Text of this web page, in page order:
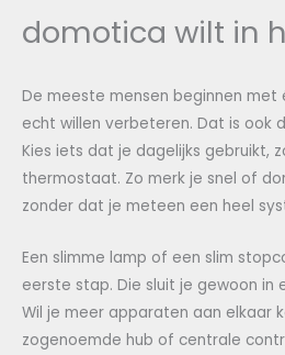
domotica wilt in
De meeste mensen beginnen
echt willen verbeteren. Dat is ook
Kies iets dat je dagelijks gebruikt,
thermostaat. Zo merk je snel of
zonder dat je meteen een heel
Een slimme lamp of een slim
eerste stap. Die sluit je gewoon in
Wil je meer apparaten aan elkaar
zogenoemde hub of centrale